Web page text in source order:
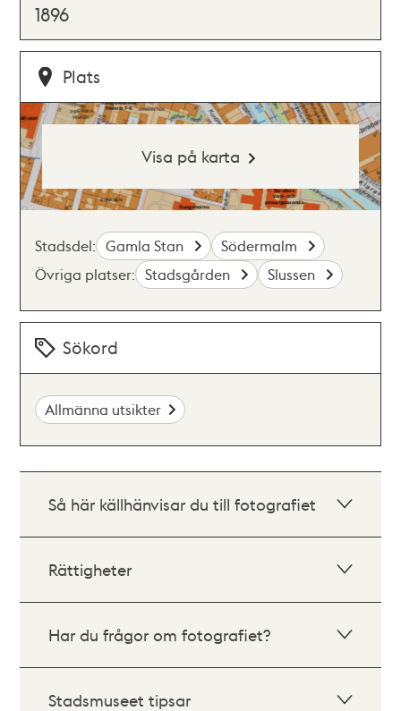
1896
Plats
Visa på karta
Stadsdel: Gamla Stan
Södermalm
Övriga platser: Stadsgården Slussen
Sökord
Allmänna utsikter
Så här källhänvisar du till fotografiet
Rättigheter
Har du frågor om fotografiet?
Stadsmuseet tipsar